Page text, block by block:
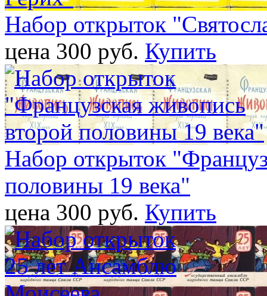
Набор открыток
цена 300 pуб. Купить
Набор открыток
половины 19 века"
цена 300 pуб. Купить